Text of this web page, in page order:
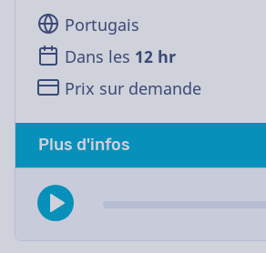
Portugais
Dans les 12 hr
Prix sur demande
Plus d'infos